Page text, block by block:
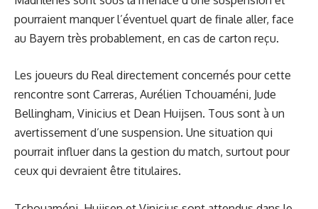
pourraient manquer l’éventuel quart de finale aller, face
au Bayern très probablement, en cas de carton reçu.
Les joueurs du Real directement concernés pour cette
rencontre sont Carreras, Aurélien Tchouaméni, Jude
Bellingham, Vinicius et Dean Huijsen. Tous sont à un
avertissement d’une suspension. Une situation qui
pourrait influer dans la gestion du match, surtout pour
ceux qui devraient être titulaires.